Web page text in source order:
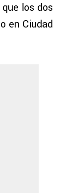
los dos
en Ciudad